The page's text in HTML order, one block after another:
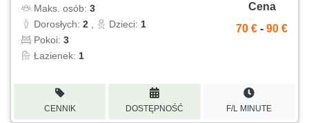
Maks. osób: 3
Dorosłych: 2 , Dzieci: 1
Pokoi: 3
Łazienek: 1
Cena
70 € - 90 €
CENNIK DOSTĘPNOŚĆ F/L MINUTE